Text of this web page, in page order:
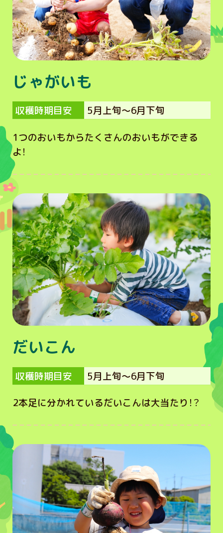
じゃがいも
収穫時期目安 5月上旬～6月下旬
1つのおいもからたくさんのおいもができる
よ！
だいこん
収穫時期目安 5月上旬～6月下旬
2本足に分かれているだいこんは大当たり！？